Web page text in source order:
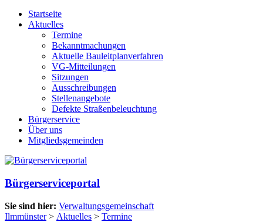
Startseite
Aktuelles
Termine
Bekanntmachungen
Aktuelle Bauleitplanverfahren
VG-Mitteilungen
Sitzungen
Ausschreibungen
Stellenangebote
Defekte Straßenbeleuchtung
Bürgerservice
Über uns
Mitgliedsgemeinden
Bürgerserviceportal
Sie sind hier: Verwaltungsgemeinschaft
Ilmmünster> Aktuelles > Termine